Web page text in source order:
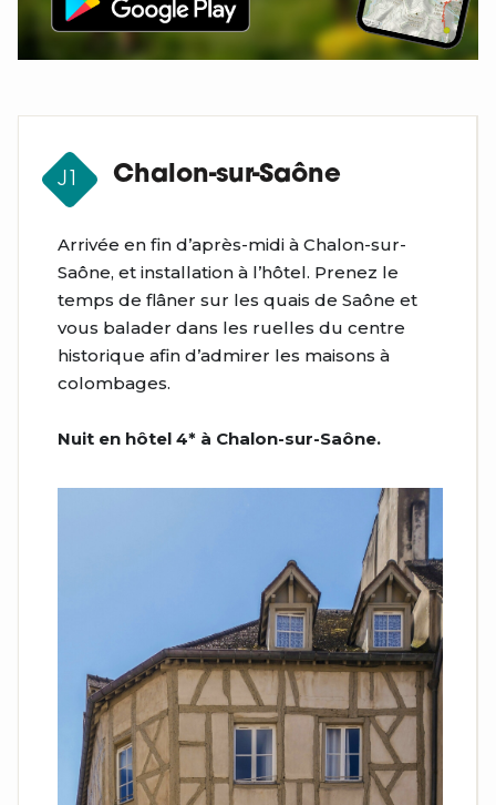
J1 Chalon-sur-Saône
Arrivée en fin d’après-midi à Chalon-sur-
Saône, et installation à l’hôtel. Prenez le
temps de flâner sur les quais de Saône et
vous balader dans les ruelles du centre
historique afin d’admirer les maisons à
colombages.
Nuit en hôtel 4* à Chalon-sur-Saône.